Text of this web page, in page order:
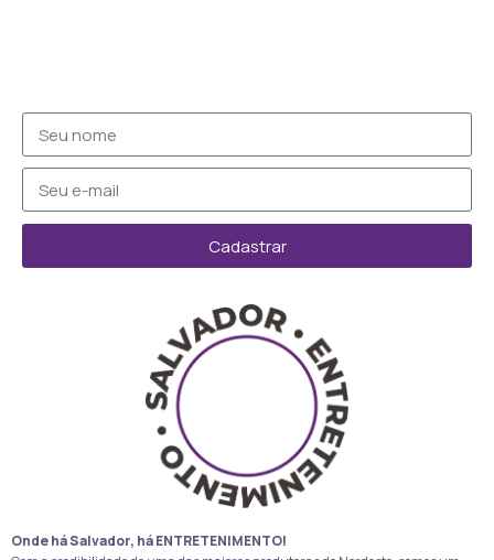
Cadastrar
Onde há Salvador, há ENTRETENIMENTO!